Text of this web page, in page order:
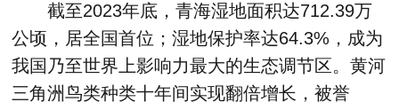
截至2023年底，青海湿地面积达712.39万
公顷，居全国首位；湿地保护率达64.3%，成为
我国乃至世界上影响力最大的生态调节区。黄河
三角洲鸟类种类十年间实现翻倍增长，被誉